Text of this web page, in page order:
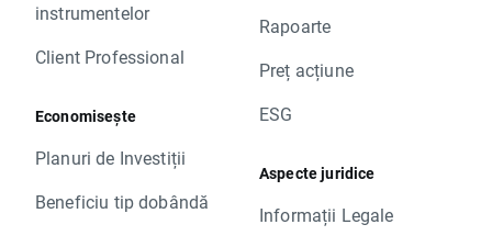
instrumentelor
Client Professional
Economisește
Planuri de Investiții
Beneficiu tip dobândă
Rapoarte
Preț acțiune
ESG
Aspecte juridice
Informații Legale